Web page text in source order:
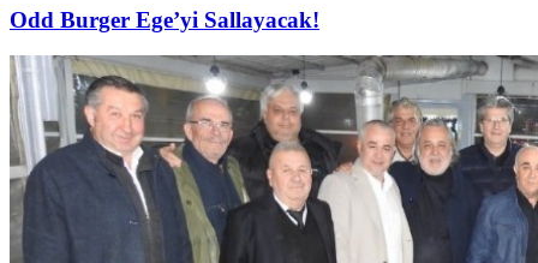
Odd Burger Ege’yi Sallayacak!